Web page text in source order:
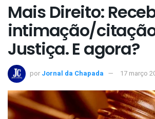
Mais Direito:
intimação/
Justiça. E agora?
por Jornal da Chapada 17 março